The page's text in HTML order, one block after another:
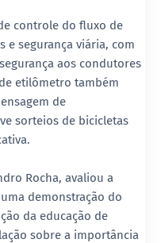
controle do fluxo de
e segurança viária, com
aos condutores
etilômetro também
de
sorteios de bicicletas
Rocha, avaliou a
demonstração do
da educação de
sobre a importância